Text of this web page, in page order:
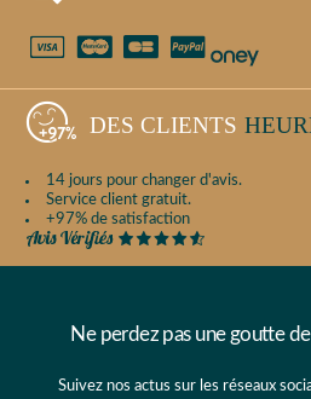
DES CLIENTS
14 jours pour changer d'avis.
Service client gratuit.
+97% de satisfaction
Ne perdez pas une goutte
Suivez nos actus sur les réseaux